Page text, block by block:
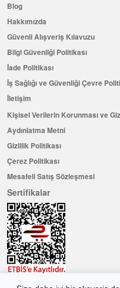
Blog
Hakkımızda
Güvenli Alışveriş Kılavuzu
Bilgi Güvenliği Politikası
İade Politikası
İş Sağlığı ve Güvenliği Çevre
İletişim
Kişisel Verilerin Korunması ve
Aydınlatma Metni
Gizlilik Politikası
Çerez Politikası
Mesafeli Satış Sözleşmesi
Sertifikalar